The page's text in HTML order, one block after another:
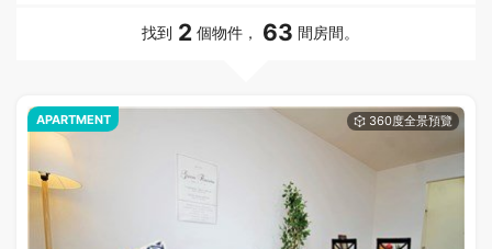
找到 2 個物件， 63 間房間。
APARTMENT